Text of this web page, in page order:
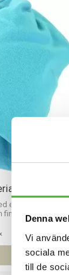
Denna
Vi
sociala
till de
Husky
ett siluettmotiv av
i flera färger.